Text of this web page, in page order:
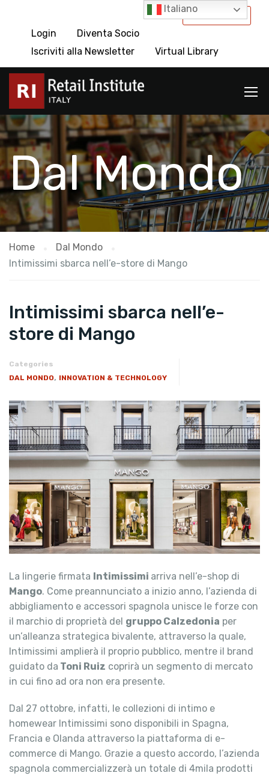
International
Login
Diventa Socio
Iscriviti alla Newsletter
Virtual Library
Dal Mondo
Home
Dal Mondo
Intimissimi sbarca nell’e-store di Mango
Intimissimi sbarca nell’e-
store di Mango
Categories
DAL MONDO, INNOVATION & TECHNOLOGY
La lingerie firmata Intimissimi arriva nell’e-shop di
Mango. Come preannunciato a inizio anno, l’azienda di
abbigliamento e accessori spagnola unisce le forze con
il marchio di proprietà del gruppo Calzedonia per
un’alleanza strategica bivalente, attraverso la quale,
Intimissimi amplierà il proprio pubblico, mentre il brand
guidato da Toni Ruiz coprirà un segmento di mercato
in cui fino ad ora non era presente.
Dal 27 ottobre, infatti, le collezioni di intimo e
homewear Intimissimi sono disponibili in Spagna,
Francia e Olanda attraverso la piattaforma di e-
commerce di Mango. Grazie a questo accordo, l’azienda
spagnola commercializzerà un totale di 4mila prodotti
Italiano